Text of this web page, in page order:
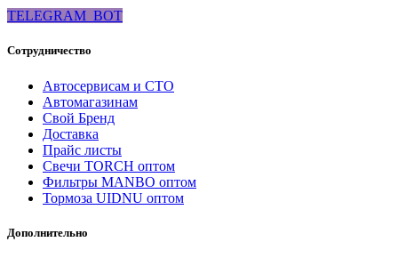
TELEGRAM_BOT
Сотрудничество
Автосервисам и СТО
Автомагазинам
Свой Бренд
Доставка
Прайс листы
Свечи TORCH оптом
Фильтры MANBO оптом
Тормоза UIDNU оптом
Дополнительно